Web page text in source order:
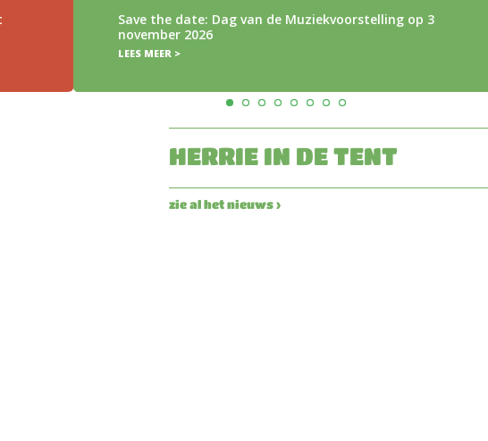
Dag van de Muziekvoorstelling op 3
De nieuwe trailer
HERRIE IN DE TENT
zie al het nieuws ›